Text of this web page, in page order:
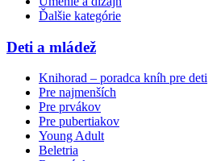
Ďalšie kategórie
Deti a mládež
Knihorad – poradca kníh pre deti
Pre najmenších
Pre prvákov
Pre pubertiakov
Young Adult
Beletria